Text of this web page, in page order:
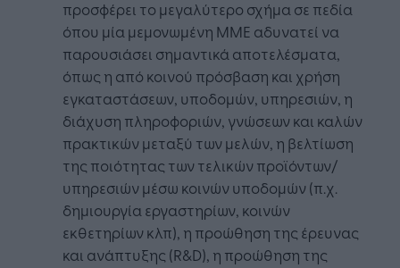
προσφέρει το μεγαλύτερο σχήμα σε πεδία
όπου μία μεμονωμένη ΜΜΕ αδυνατεί να
παρουσιάσει σημαντικά αποτελέσματα,
όπως η από κοινού πρόσβαση και χρήση
εγκαταστάσεων, υποδομών, υπηρεσιών, η
διάχυση πληροφοριών, γνώσεων και καλών
πρακτικών μεταξύ των μελών, η βελτίωση
της ποιότητας των τελικών προϊόντων/
υπηρεσιών μέσω κοινών υποδομών (π.χ.
δημιουργία εργαστηρίων, κοινών
εκθετηρίων κλπ), η προώθηση της έρευνας
και ανάπτυξης (R&D), η προώθηση της